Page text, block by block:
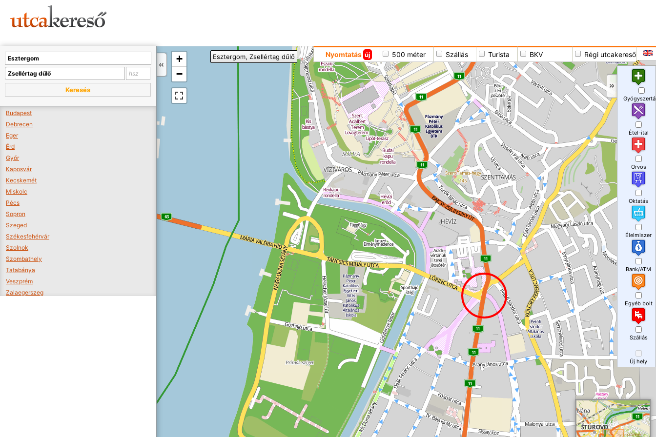
+
−
Nyomtatás új 500 méter Szállás Turista BKV Régi utcakereső
Esztergom, Zsellértag dűlő
Keresés
Budapest
Debrecen
Eger
Érd
Győr
Kaposvár
Kecskemét
Miskolc
Pécs
Sopron
Szeged
Székesfehérvár
Szolnok
Szombathely
Tatabánya
Veszprém
Zalaegerszeg
Étel-ital
Orvos
Oktatás
Élelmiszer
Bank/ATM
Egyéb bolt
Szállás
Új hely
A térképet kicsinyíteni kell, hogy látszódjanak a boltok.
Boltok látszódjanak >>